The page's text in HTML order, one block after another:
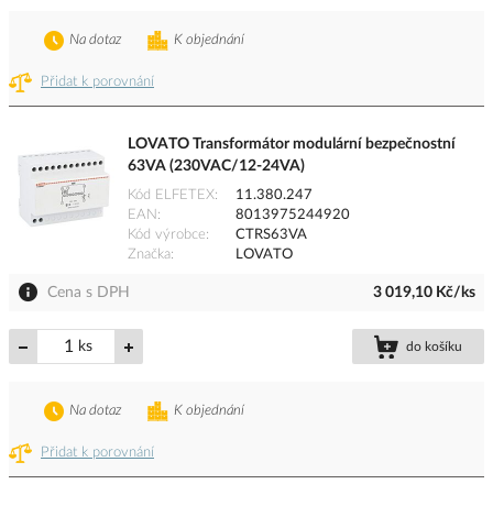
Přidat k porovnání
K objednání
Na dotaz
LOVATO Transformátor modulární bezpečnostní
63VA (230VAC/12-24VA)
Kód ELFETEX
11.380.247
EAN
8013975244920
Kód výrobce
CTRS63VA
Značka
LOVATO
Cena s DPH 3 019,10 Kč/ks
ks do košíku
Přidat k porovnání
K objednání
Na dotaz